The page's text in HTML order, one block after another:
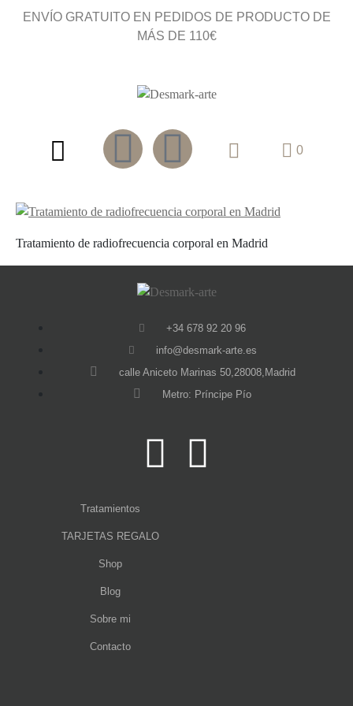
ENVÍO GRATUITO EN PEDIDOS DE PRODUCTO DE
MÁS DE 110€
0
Tratamiento de radiofrecuencia corporal en Madrid
+34 678 92 20 96
info@desmark-arte.es
calle Aniceto Marinas 50,28008,Madrid
Metro: Príncipe Pío
Tratamientos
TARJETAS REGALO
Shop
Blog
Sobre mi
Contacto